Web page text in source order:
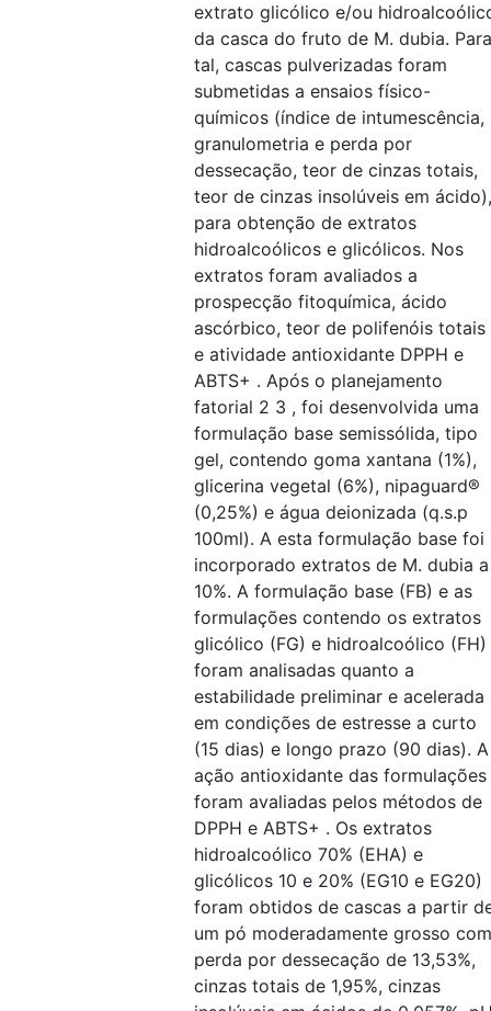
extrato glicólico e/ou
da casca do fruto de M. dubia. Para
tal, cascas pulverizadas foram
submetidas a ensaios físico-
químicos (índice de intumescência,
granulometria e perda por
dessecação, teor de cinzas totais,
teor de cinzas insolúveis em ácido),
para obtenção de extratos
hidroalcoólicos e glicólicos. Nos
extratos foram avaliados a
prospecção fitoquímica, ácido
ascórbico, teor de polifenóis totais
e atividade antioxidante DPPH e
ABTS+ . Após o planejamento
fatorial 2 3 , foi desenvolvida uma
formulação base semissólida, tipo
gel, contendo goma xantana (1%),
glicerina vegetal (6%), nipaguard®
(0,25%) e água deionizada (q.s.p
100ml). A esta formulação base foi
incorporado extratos de M. dubia a
10%. A formulação base (FB) e as
formulações contendo os extratos
glicólico (FG) e hidroalcoólico (FH)
foram analisadas quanto a
estabilidade preliminar e acelerada
em condições de estresse a curto
(15 dias) e longo prazo (90 dias). A
ação antioxidante das formulações
foram avaliadas pelos métodos de
DPPH e ABTS+ . Os extratos
hidroalcoólico 70% (EHA) e
glicólicos 10 e 20% (EG10 e EG20)
foram obtidos de cascas a partir
um pó moderadamente grosso com
perda por dessecação de 13,53%,
cinzas totais de 1,95%, cinzas